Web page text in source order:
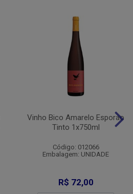
Vinho Bico Amarelo Esporao
Tinto 1x750ml
Código: 012066
Embalagem: UNIDADE
R$ 72,00